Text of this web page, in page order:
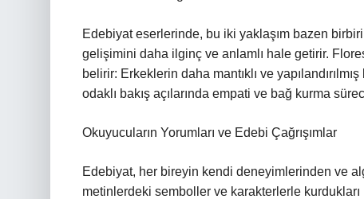
Edebiyat eserlerinde, bu iki yaklaşım bazen
gelişimini daha ilginç ve anlamlı hale getirir.
belirir: Erkeklerin daha mantıklı ve
odaklı bakış açılarında empati ve bağ kurma
Okuyucuların Yorumları ve Edebi Çağrışımlar
Edebiyat, her bireyin kendi deneyimlerinden ve
metinlerdeki semboller ve karakterlerle